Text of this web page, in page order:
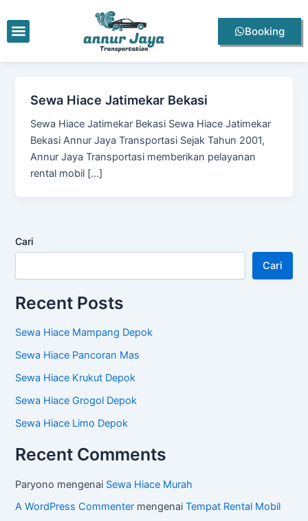
ke
konten
Menu Booking
Sewa Hiace Jatimekar Bekasi
Sewa Hiace Jatimekar Bekasi Sewa Hiace Jatimekar
Bekasi Annur Jaya Transportasi Sejak Tahun 2001,
Annur Jaya Transportasi memberikan pelayanan
rental mobil […]
Cari
Cari
Recent Posts
Sewa Hiace Mampang Depok
Sewa Hiace Pancoran Mas
Sewa Hiace Krukut Depok
Sewa Hiace Grogol Depok
Sewa Hiace Limo Depok
Recent Comments
Paryono mengenai Sewa Hiace Murah
A WordPress Commenter mengenaiTempat Rental Mobil